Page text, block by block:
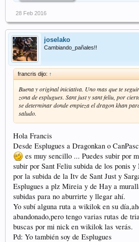
28 Feb 2016
joselako
Cambiando_pañales!!
francris dijo: ↑
Buena y original iniciativa. Uno mas que te
zona de esplugues. Sant just y sant feliu, por
se determinar donde empieza el dragon khan
saludo.
Hola Francis
Desde Esplugues a Dragonkan o
es muy sencillo ... Puedes subir por
subir por Sant Feliu subida de los ponis
por la subida de la Itv de Sant Just y
Esplugues a plz Mireia y de Hay a
subidas para no aburrirte y llegar ahí.
Yo subí alguna ruta a wikilok en su
abandonado,pero tengo varias rutas de
buscas por mi nick en wikilok las verás.
Pd: Yo también soy de Esplugues